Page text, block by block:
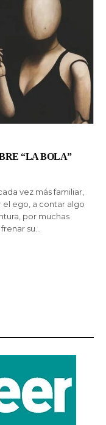
“LA BOLA”
vez más familiar,
el ego, a contar algo
por muchas
su…